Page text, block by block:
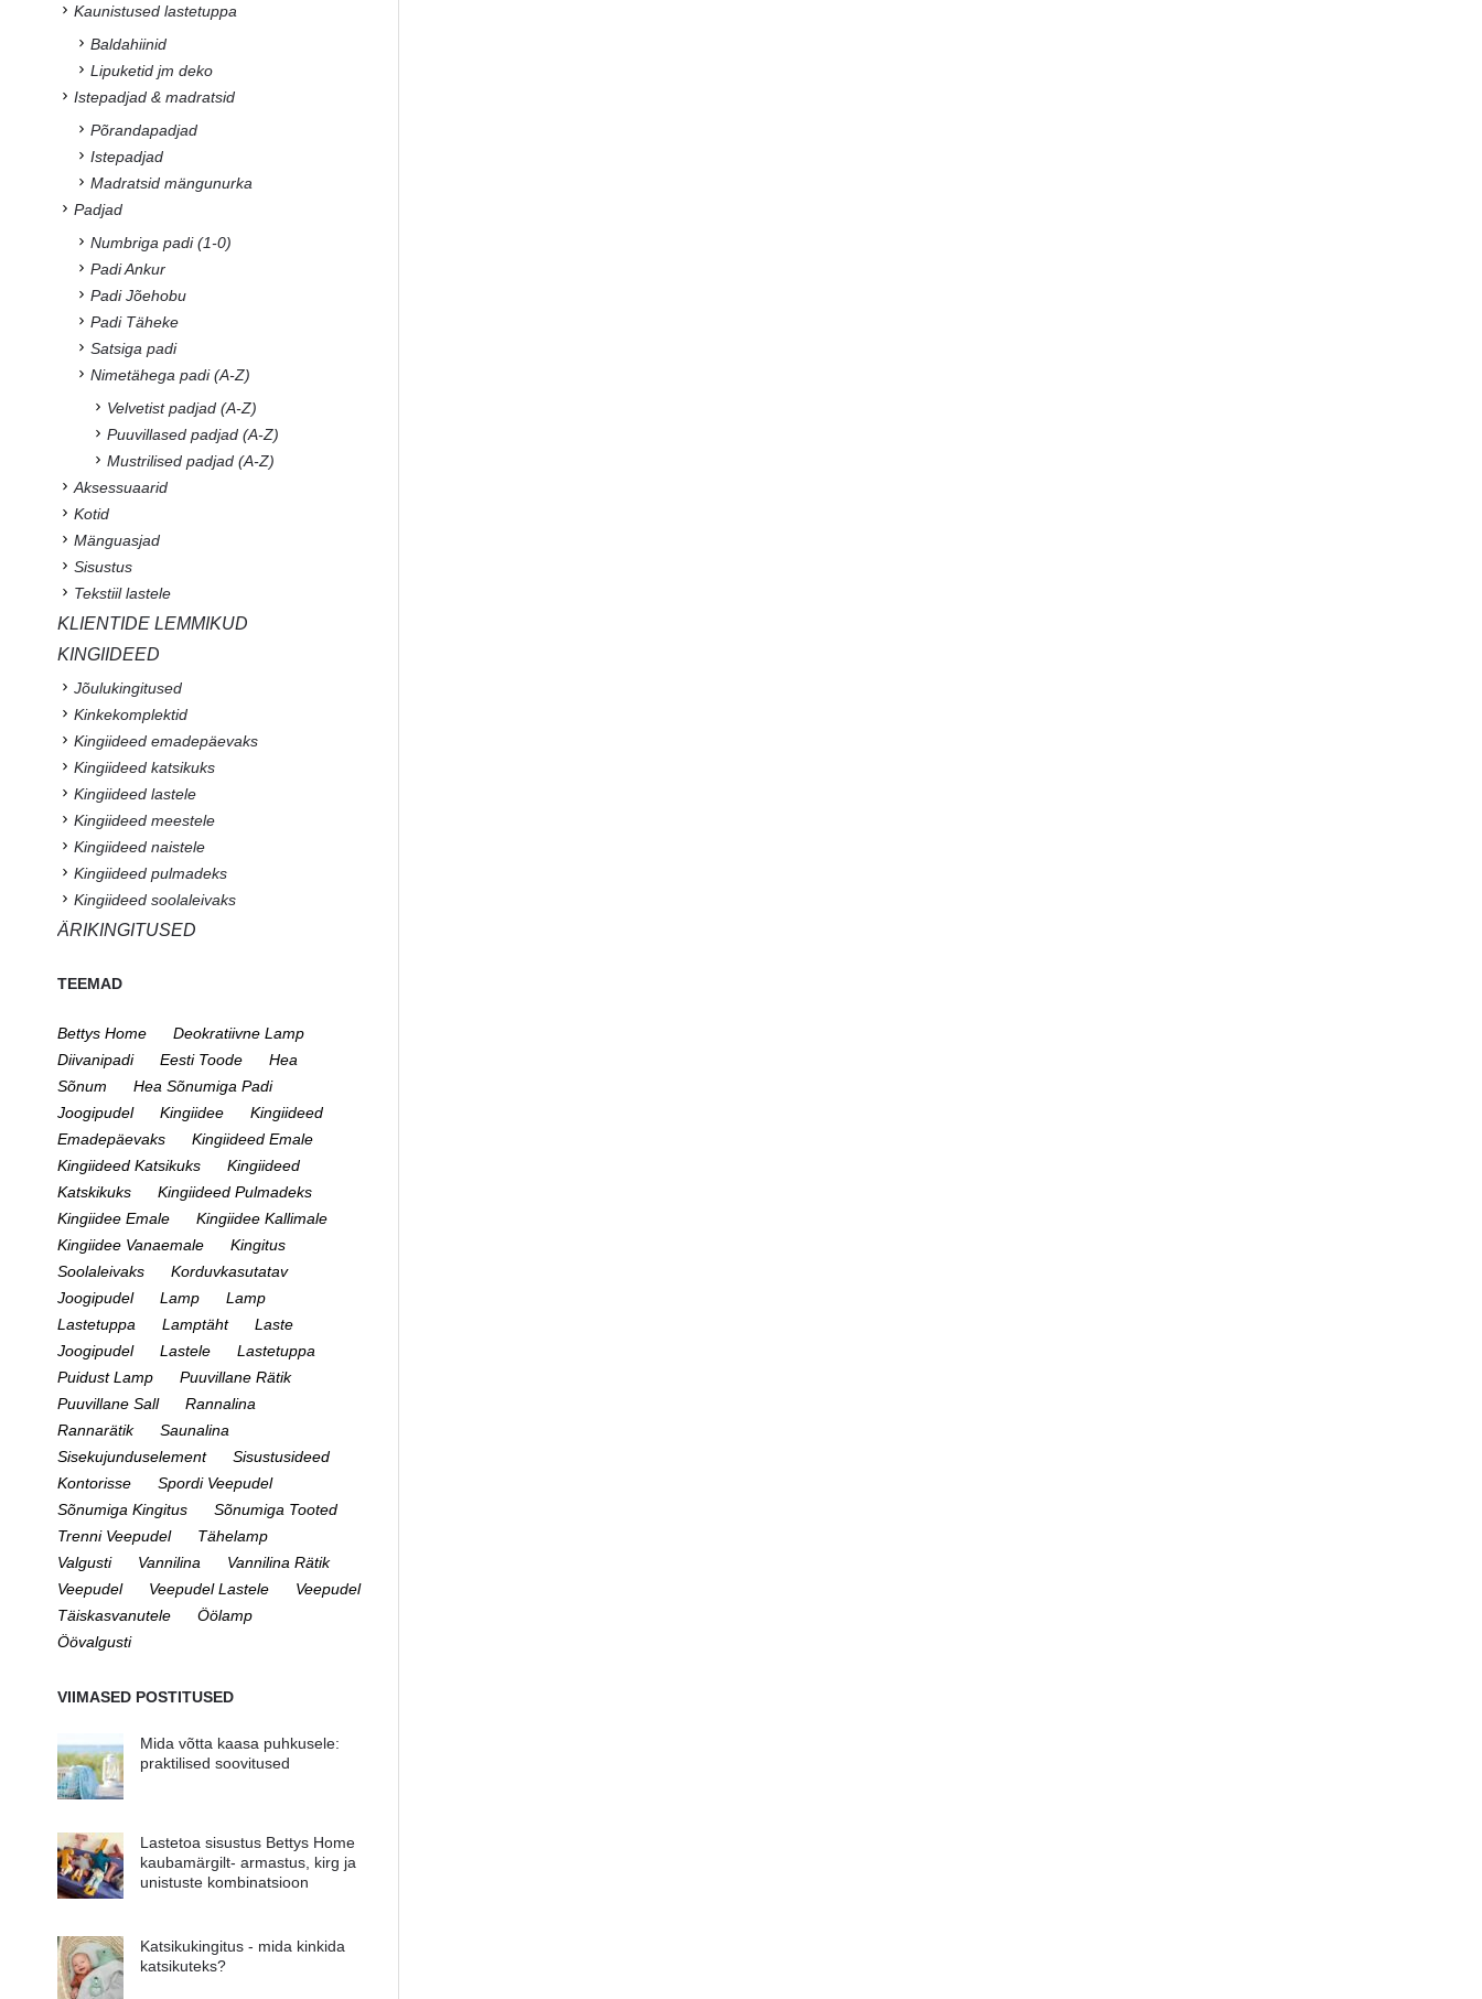
Kaunistused lastetuppa
Baldahiinid
Lipuketid jm deko
Istepadjad & madratsid
Põrandapadjad
Istepadjad
Madratsid mängunurka
Padjad
Numbriga padi (1-0)
Padi Ankur
Padi Jõehobu
Padi Täheke
Satsiga padi
Nimetähega padi (A-Z)
Velvetist padjad (A-Z)
Puuvillased padjad (A-Z)
Mustrilised padjad (A-Z)
Aksessuaarid
Kotid
Mänguasjad
Sisustus
Tekstiil lastele
KLIENTIDE LEMMIKUD
KINGIIDEED
Jõulukingitused
Kinkekomplektid
Kingiideed emadepäevaks
Kingiideed katsikuks
Kingiideed lastele
Kingiideed meestele
Kingiideed naistele
Kingiideed pulmadeks
Kingiideed soolaleivaks
ÄRIKINGITUSED
TEEMAD
Bettys Home
Deokratiivne Lamp
Diivanipadi
Eesti Toode
Hea
Sõnum
Hea Sõnumiga Padi
Joogipudel
Kingiidee
Kingiideed
Emadepäevaks
Kingiideed Emale
Kingiideed Katsikuks
Kingiideed
Katskikuks
Kingiideed Pulmadeks
Kingiidee Emale
Kingiidee Kallimale
Kingiidee Vanaemale
Kingitus
Soolaleivaks
Korduvkasutatav
Joogipudel
Lamp
Lamp
Lastetuppa
Lamptäht
Laste
Joogipudel
Lastele
Lastetuppa
Puidust Lamp
Puuvillane Rätik
Puuvillane Sall
Rannalina
Rannarätik
Saunalina
Sisekujunduselement
Sisustusideed
Kontorisse
Spordi Veepudel
Sõnumiga Kingitus
Sõnumiga Tooted
Trenni Veepudel
Tähelamp
Valgusti
Vannilina
Vannilina Rätik
Veepudel
Veepudel Lastele
Veepudel
Täiskasvanutele
Öölamp
Öövalgusti
VIIMASED POSTITUSED
Mida võtta kaasa puhkusele:
praktilised soovitused
Lastetoa sisustus Bettys Home
kaubamärgilt- armastus, kirg ja
unistuste kombinatsioon
Katsikukingitus - mida kinkida
katsikuteks?